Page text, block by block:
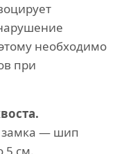
необходимо
при
замка — шип